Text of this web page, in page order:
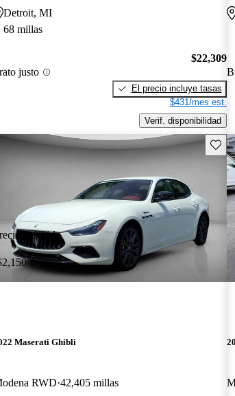
Detroit, MI
68 millas
justo
$22,309
El precio incluye tasas
$431/mes est.
Verif. disponibilidad
reducido
Maserati Ghibli
RWD 42,405 millas